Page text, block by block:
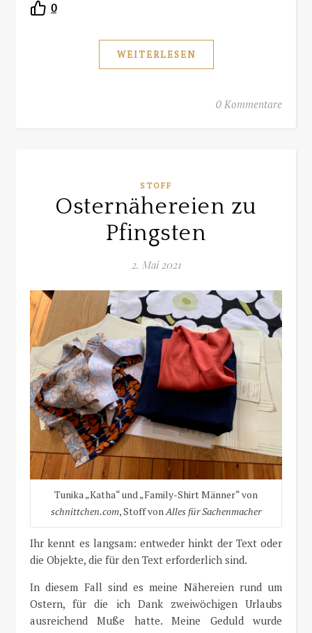
0
WEITERLESEN
0 Kommentare
STOFF
Osternähereien zu
Pfingsten
2. Mai 2021
Tunika „Katha“ und „Family-Shirt Männer“ von
schnittchen.com, Stoff vonAlles für Sachenmacher
Ihr kennt es langsam: entweder hinkt der Text oder
die Objekte, die für den Text erforderlich sind.
In diesem Fall sind es meine Nähereien rund um
Ostern, für die ich Dank zweiwöchigen Urlaubs
ausreichend Muße hatte. Meine Geduld wurde